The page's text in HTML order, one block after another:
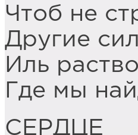
Чтоб не
Другие
Иль
Где мы
СЕРДЦЕ